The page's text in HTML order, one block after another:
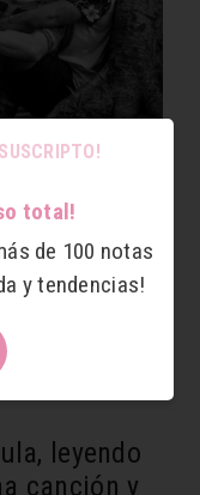
persona te
es porque
contigo. Lo
esa
sobre
leyendo
canción y
total!
de 100 notas
y tendencias!